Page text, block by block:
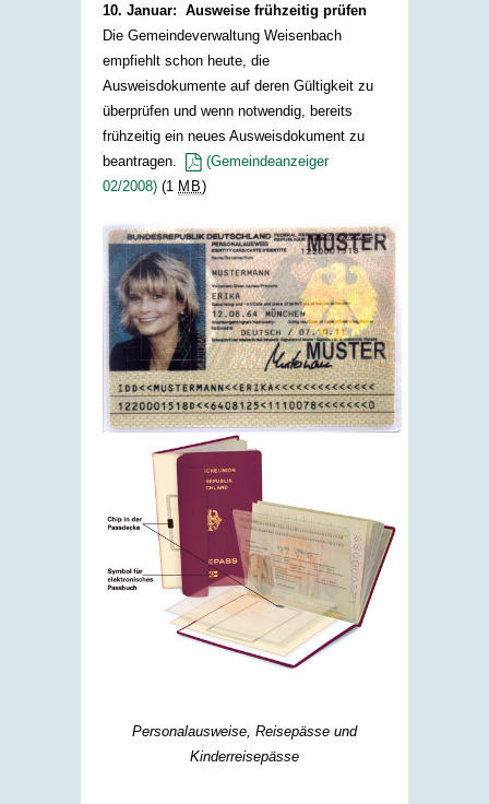
10. Januar: Ausweise frühzeitig prüfen
Die Gemeindeverwaltung Weisenbach
empfiehlt schon heute, die
Ausweisdokumente auf deren Gültigkeit zu
überprüfen und wenn notwendig, bereits
frühzeitig ein neues Ausweisdokument zu
beantragen.
(Gemeindeanzeiger
02/2008) (1 MB)
Personalausweise, Reisepässe und
Kinderreisepässe